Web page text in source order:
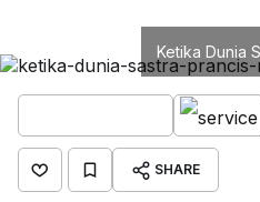
Ketika Dunia
SHARE